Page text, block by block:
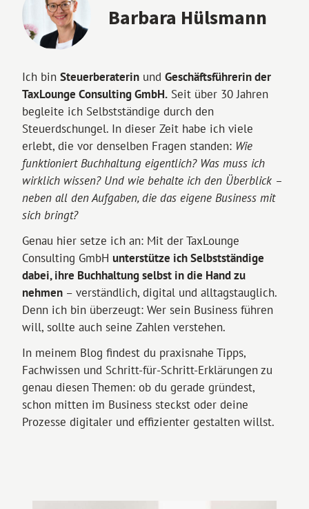
Barbara Hülsmann
Ich binSteuerberaterin undGeschäftsführerin der
TaxLounge Consulting GmbH. Seit über 30 Jahren
begleite ich Selbstständige durch den
Steuerdschungel. In dieser Zeit habe ich viele
erlebt, die vor denselben Fragen standen: Wie
funktioniert Buchhaltung eigentlich? Was muss ich
wirklich wissen? Und wie behalte ich den Überblick –
neben all den Aufgaben, die das eigene Business mit
sich bringt?
Genau hier setze ich an: Mit der TaxLounge
Consulting GmbH unterstütze ich Selbstständige
dabei, ihre Buchhaltung selbst in die Hand zu
nehmen – verständlich, digital und alltagstauglich.
Denn ich bin überzeugt: Wer sein Business führen
will, sollte auch seine Zahlen verstehen.
In meinem Blog findest du praxisnahe Tipps,
Fachwissen und Schritt-für-Schritt-Erklärungen zu
genau diesen Themen: ob du gerade gründest,
schon mitten im Business steckst oder deine
Prozesse digitaler und effizienter gestalten willst.